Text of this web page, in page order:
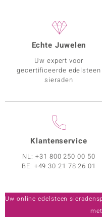
Echte Juwelen
Uw expert voor
gecertificeerde edelsteen
sieraden
Klantenservice
NL:+31 800 250 00 50
BE: +49 30 21 78 26 01
Uw online edelsteen